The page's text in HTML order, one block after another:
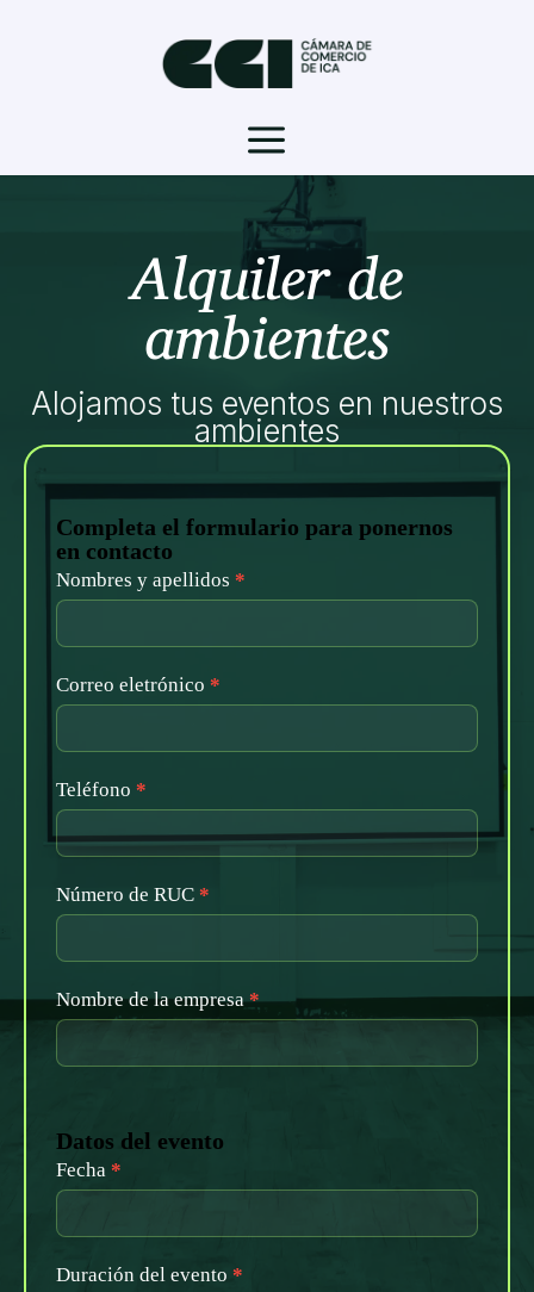
a
Alquiler de
ambientes
Alojamos tus eventos en nuestros
ambientes
Alquiler_Ambientes
Completa el formulario para ponernos
en contacto
Nombres y apellidos *
Correo eletrónico *
Teléfono *
Número de RUC *
Nombre de la empresa*
Datos del evento
Fecha *
Duración del evento *